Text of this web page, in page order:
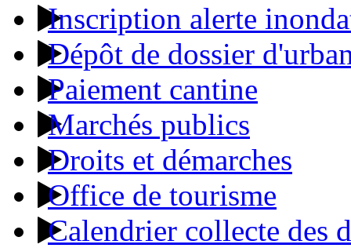
Inscription alerte
Dépôt de dossier
Paiement cantine
Marchés publics
Droits et démarches
Office de tourisme
Calendrier collecte des